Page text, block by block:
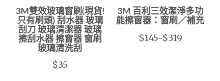
3M雙效玻璃窗刷(現貨!
只有刷頭) 刮水器 玻璃
刮刀 玻璃清潔器 玻璃
擦刮水器 擦窗器 窗刷
玻璃清洗刮
$35
3M 百利三效潔淨多功
能擦窗器：窗刷／補充
$145-$319